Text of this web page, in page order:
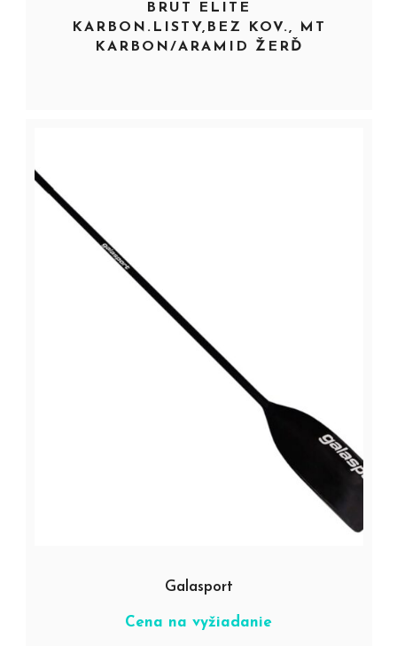
BRUT ELITE
KARBON.LISTY,BEZ KOV., MT
KARBON/ARAMID ŽERĎ
Galasport
Cena na vyžiadanie